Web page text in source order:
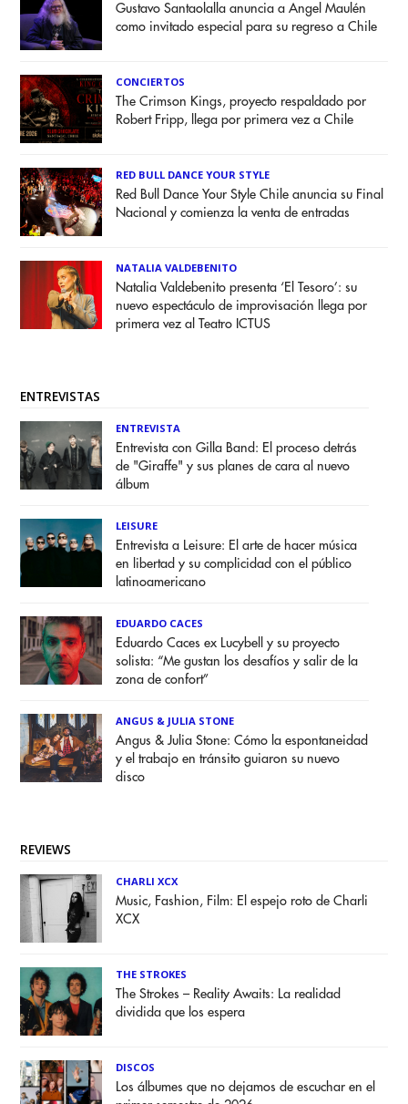
Gustavo Santaolalla anuncia a Angel Maulén
como invitado especial para su regreso a Chile
CONCIERTOS
The Crimson Kings, proyecto respaldado por
Robert Fripp, llega por primera vez a Chile
RED BULL DANCE YOUR STYLE
Red Bull Dance Your Style Chile anuncia su Final
Nacional y comienza la venta de entradas
NATALIA VALDEBENITO
Natalia Valdebenito presenta ‘El Tesoro’: su
nuevo espectáculo de improvisación llega por
primera vez al Teatro ICTUS
ENTREVISTAS
ENTREVISTA
Entrevista con Gilla Band: El proceso detrás
de "Giraffe" y sus planes de cara al nuevo
álbum
LEISURE
Entrevista a Leisure: El arte de hacer música
en libertad y su complicidad con el público
latinoamericano
EDUARDO CACES
Eduardo Caces ex Lucybell y su proyecto
solista: “Me gustan los desafíos y salir de la
zona de confort”
ANGUS & JULIA STONE
Angus & Julia Stone: Cómo la espontaneidad
y el trabajo en tránsito guiaron su nuevo
disco
REVIEWS
CHARLI XCX
Music, Fashion, Film: El espejo roto de Charli
XCX
THE STROKES
The Strokes – Reality Awaits: La realidad
dividida que los espera
DISCOS
Los álbumes que no dejamos de escuchar en el